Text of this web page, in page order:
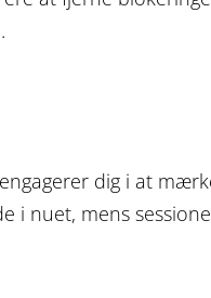
dig i at
i nuet, mens